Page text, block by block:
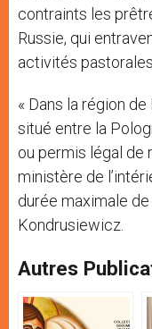
contraints les
Russie, qui
activités pastorales
« Dans la région
situé entre la
ou permis légal de
ministère de
durée maximale
Kondrusiewicz.
Autres